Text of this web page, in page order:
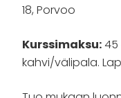
18, Porvoo
Kurssimaksu:45
kahvi/välipala.